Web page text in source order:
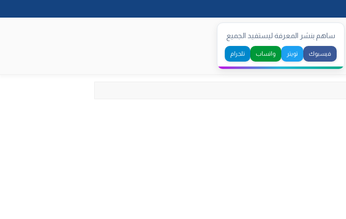
to
content
ساهم بنشر المعرفة ليستفيد الجميع
فيسبوك تويتر واتساب تلجرام